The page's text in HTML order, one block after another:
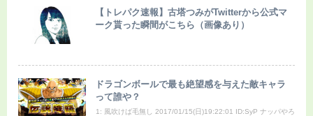
【トレパク速報】古塔つみがTwitterから公式マ
ーク貰った瞬間がこちら（画像あり）
ドラゴンボールで最も絶望感を与えた敵キャラ
って誰や？
1: 風吹けば毛無し 2017/01/15(日)19:22:01 ID:SyP ナッパやろ